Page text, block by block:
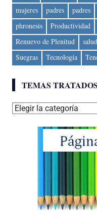
mujeres
padres padres
phronesis
Productividad
Renuevo de Plenitud
salud
Suegras
Tecnología
TEMAS TRATADOS
Temas